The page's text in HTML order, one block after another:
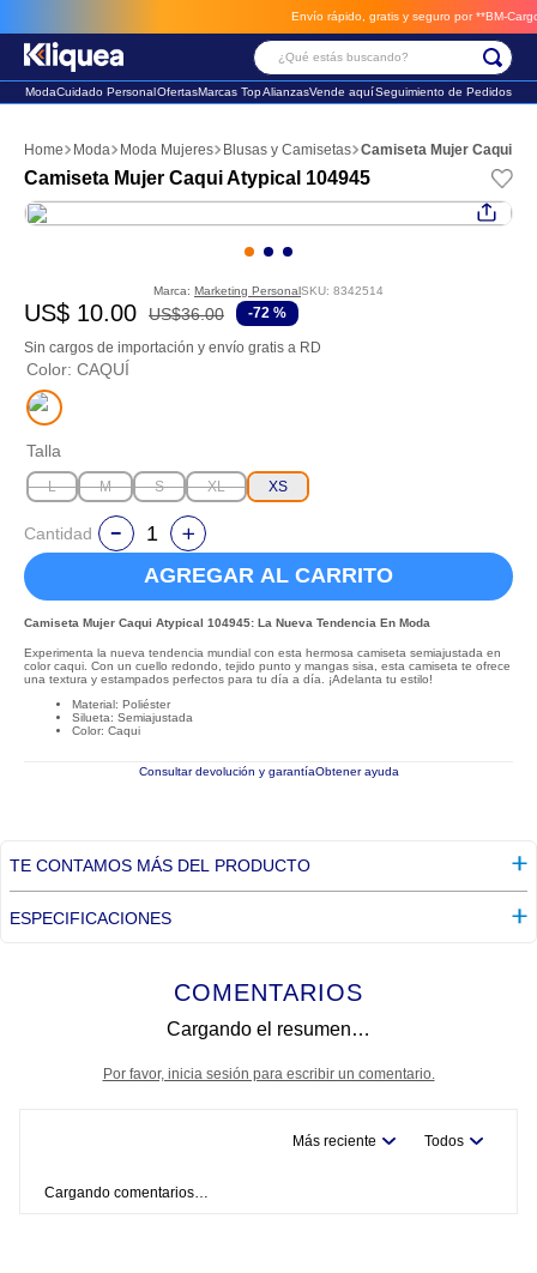
Envío rápido, gratis y seguro por **BM-Cargo**
¿Qué estás buscando?
ModaCuidado PersonalOfertasMarcas TopAlianzasVende aquíSeguimiento de Pedidos
Moda Moda Mujeres Blusas y Camisetas Camiseta Mujer Caqui
Camiseta Mujer Caqui Atypical 104945
Marca: Marketing PersonalSKU: 8342514
US$ 10.00 US$36.00 -72 %
Sin cargos de importación y envío gratis a RD
Color: CAQUÍ
Talla
L M S XL XS
Cantidad
AGREGAR AL CARRITO
Camiseta Mujer Caqui Atypical 104945: La Nueva Tendencia En Moda
Experimenta la nueva tendencia mundial con esta hermosa camiseta semiajustada en
color caqui. Con un cuello redondo, tejido punto y mangas sisa, esta camiseta te ofrece
una textura y estampados perfectos para tu día a día. ¡Adelanta tu estilo!
Material: Poliéster
Silueta: Semiajustada
Color: Caqui
Consultar devolución y garantíaObtener ayuda
TE CONTAMOS MÁS DEL PRODUCTO
ESPECIFICACIONES
COMENTARIOS
Cargando el resumen…
Por favor, inicia sesión para escribir un comentario.
Más reciente Todos
Cargando comentarios…
2. sandalia